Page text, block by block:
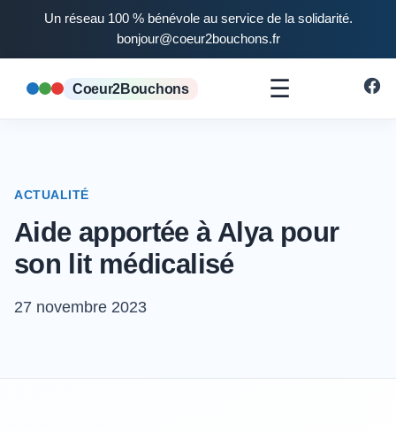
Un réseau 100 % bénévole au service de la solidarité.
bonjour@coeur2bouchons.fr
Coeur2Bouchons ☰
ACTUALITÉ
Aide apportée à Alya pour
son lit médicalisé
27 novembre 2023